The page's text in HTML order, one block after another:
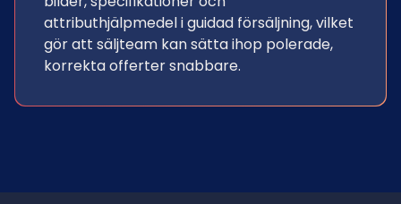
attributhjälpmedel i guidad försäljning, vilket
gör att säljteam kan sätta ihop polerade,
korrekta offerter snabbare.